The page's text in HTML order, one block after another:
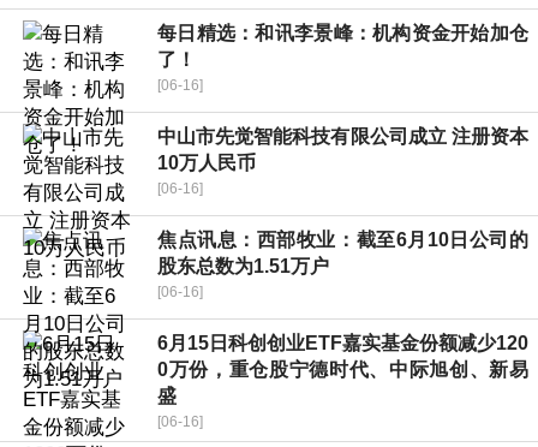
每日精选：和讯李景峰：机构资金开始加仓
了！
[06-16]
中山市先觉智能科技有限公司成立 注册资本
10万人民币
[06-16]
焦点讯息：西部牧业：截至6月10日公司的
股东总数为1.51万户
[06-16]
6月15日科创创业ETF嘉实基金份额减少120
0万份，重仓股宁德时代、中际旭创、新易
盛
[06-16]